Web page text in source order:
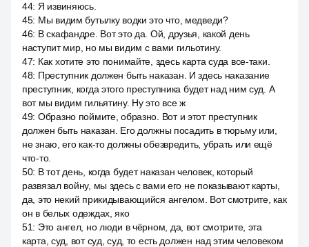
44: Я извиняюсь.
45: Мы видим бутылку водки это что, медведи?
46: В скафандре. Вот это да. Ой, друзья, какой день
наступит мир, но мы видим с вами гильотину.
47: Как хотите это понимайте, здесь карта суда все-таки.
48: Преступник должен быть наказан. И здесь наказание
преступник, когда этого преступника будет над ним суд. А
вот мы видим гильятину. Ну это все ж
49: Образно поймите, образно. Вот и этот преступник
должен быть наказан. Его должны посадить в тюрьму или,
не знаю, его как-то должны обезвредить, убрать или ещё
что-то.
50: В тот день, когда будет наказан человек, который
развязал войну, мы здесь с вами его не показывают карты,
да, это некий прикидывающийся ангелом. Вот смотрите, как
он в белых одеждах, яко
51: Это ангел, но люди в чёрном, да, вот смотрите, эта
карта, суд, вот суд, суд, то есть должен над этим человеком